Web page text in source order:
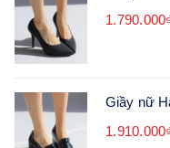
Giầy nữ